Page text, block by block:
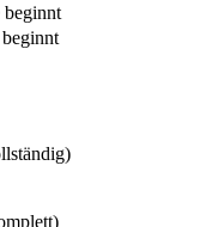
beginnt